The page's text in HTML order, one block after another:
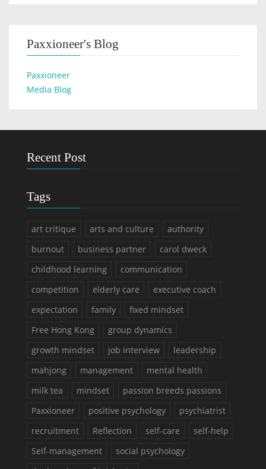
Paxxioneer's Blog
Paxxioneer
Media Blog
Recent Post
Tags
art critique arts and culture
authority
burnout
business partner
carol dweck
childhood learning
communication
competition
elderly care
executive coach
expectation
family
fixed mindset
Free Hong Kong
group dynamics
growth mindset
job interview
leadership
mahjong
management
mental health
milk tea
mindset
passion breeds passions
Paxxioneer
positive psychology
psychiatrist
recruitment
Reflection self-care
self-help
Self-management
social psychology